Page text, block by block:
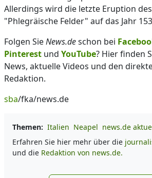
Allerdings wird die letzte Eruption
"Phlegräische Felder" auf das Jahr
Folgen SieNews.deschon bei
Pinterest und YouTube? Hier finden
News, aktuelle Videos und den
Redaktion.
sba/fka/news.de
Themen: Italien Neapel news.de
Erfahren Sie hier mehr über die
und die Redaktion von news.de.